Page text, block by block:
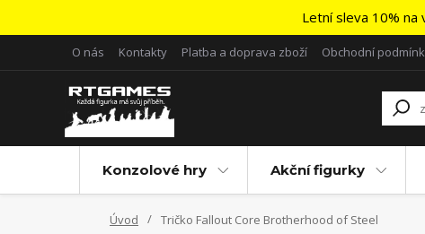
Letní sleva 10% na
O nás Kontakty Platba a doprava zboží Obchodní
Konzolové hry Akční figurky
Úvod Tričko Fallout Core Brotherhood of Steel